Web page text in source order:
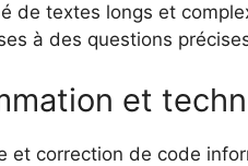
de textes longs et
à des questions
et
et correction de code